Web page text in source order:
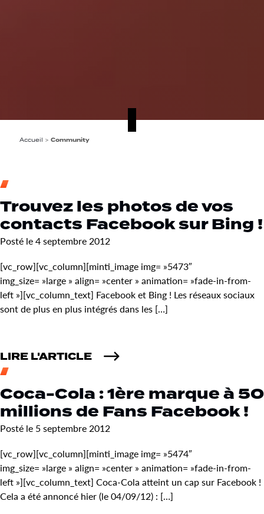
Accueil > Community
Trouvez les photos de vos
contacts Facebook sur Bing !
Posté le 4 septembre 2012
[vc_row][vc_column][minti_image img= »5473″
img_size= »large » align= »center » animation= »fade-in-from-
left »][vc_column_text] Facebook et Bing ! Les réseaux sociaux
sont de plus en plus intégrés dans les […]
LIRE L'ARTICLE
Coca-Cola : 1ère marque à 50
millions de Fans Facebook !
Posté le 5 septembre 2012
[vc_row][vc_column][minti_image img= »5474″
img_size= »large » align= »center » animation= »fade-in-from-
left »][vc_column_text] Coca-Cola atteint un cap sur Facebook !
Cela a été annoncé hier (le 04/09/12) : […]